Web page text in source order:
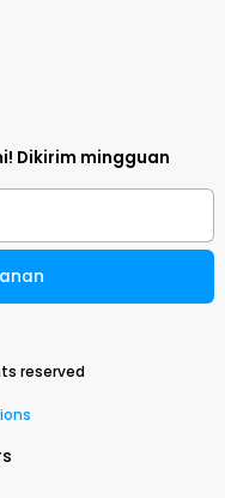
Dikirim mingguan
reserved